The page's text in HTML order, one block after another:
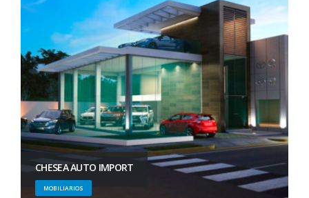
CHESEA AUTO IMPORT
MOBILIARIOS